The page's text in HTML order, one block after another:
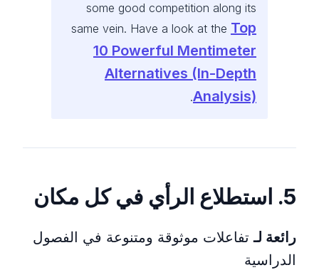
some good competition along its
same vein. Have a look at the Top
10 Powerful Mentimeter
Alternatives (In-Depth
Analysis)
.
5. استطلاع الرأي في كل مكان
رائعة لـتفاعلات موثوقة ومتنوعة في الفصول
الدراسية